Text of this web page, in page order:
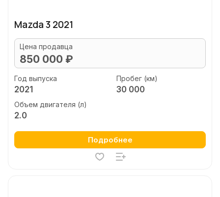
Mazda 3 2021
Цена продавца
850 000 ₽
Год выпуска
2021
Пробег (км)
30 000
Объем двигателя (л)
2.0
Подробнее